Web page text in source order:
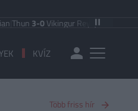
3-0Vikingur Reykjavik PAOK Saloniki
KVÍZ
Több friss hír